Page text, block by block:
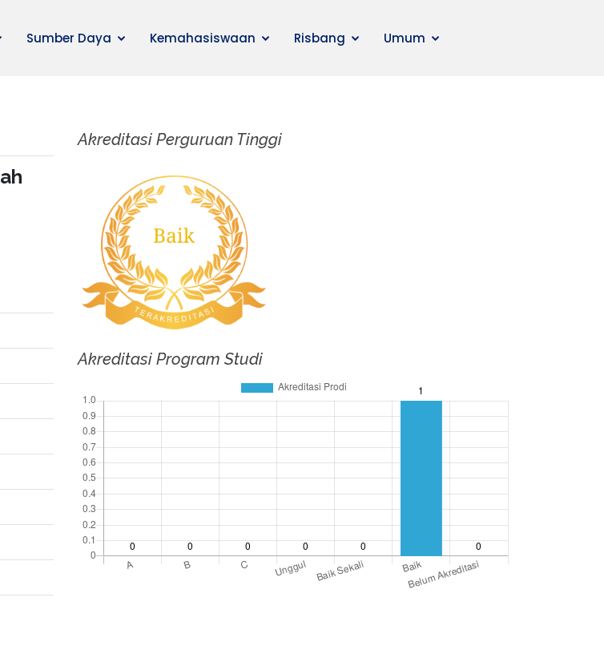
Sumber Daya Kemahasiswaan Risbang Umum
Akreditasi Perguruan Tinggi
Akreditasi Program Studi